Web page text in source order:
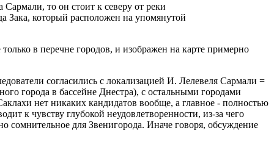
то он стоит к северу от реки
Зака, который расположен на упомянутой
в перечне городов, и изображен на карте примерно
согласились с локализацией И. Лелевеля Сармали =
города в бассейне Днестра), с остальными городами
нет никаких кандидатов вообще, а главное - полностью
к чувству глубокой неудовлетворенности, из-за чего
сомнительное для Звенигорода. Иначе говоря, обсуждение